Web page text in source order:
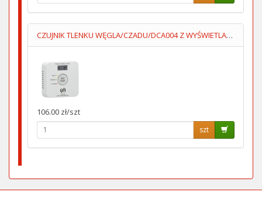
CZUJNIK TLENKU WĘGLA/CZADU/DCA004 Z WYŚWIETLACZEM 2XAA LUMIO
106.00 zł/szt
szt